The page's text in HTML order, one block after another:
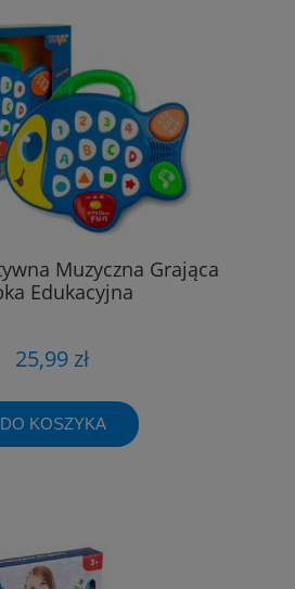
Muzyczna Grająca
Edukacyjna
25,99 zł
DO KOSZYKA